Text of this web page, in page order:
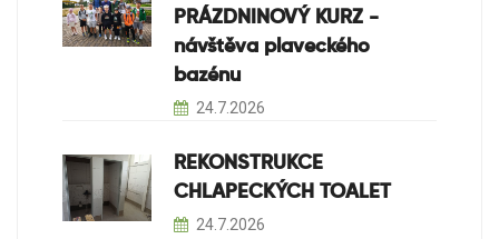
PRÁZDNINOVÝ KURZ -
návštěva plaveckého
bazénu
24.7.2026
REKONSTRUKCE
CHLAPECKÝCH TOALET
24.7.2026